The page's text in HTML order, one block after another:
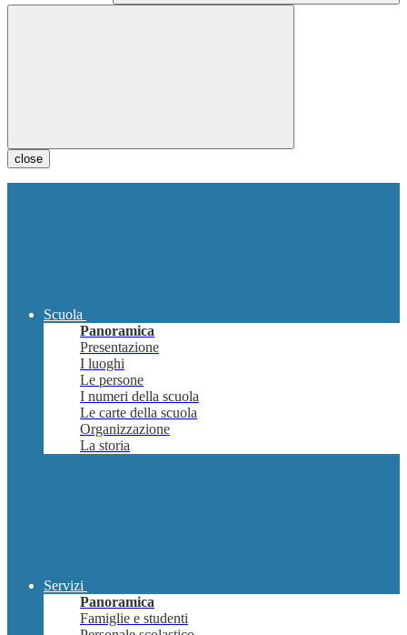
close
Scuola
Panoramica
Presentazione
I luoghi
Le persone
I numeri della scuola
Le carte della scuola
Organizzazione
La storia
Servizi
Panoramica
Famiglie e studenti